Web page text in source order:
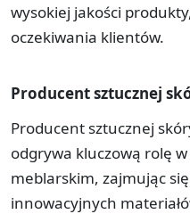
wysokiej jakości
oczekiwania klientów.
Producent sztucznej
Producent sztucznej
odgrywa kluczową rolę
meblarskim, zajmując
innowacyjnych